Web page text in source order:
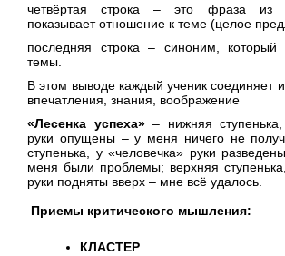
четвёртая строка – это фраза из
показывает отношение к теме (целое
последняя строка – синоним, который
темы.
В этом выводе каждый ученик соединяет
впечатления, знания, воображение
«Лесенка успеха»– нижняя ступенька,
руки опущены – у меня ничего не
ступенька, у «человечка» руки
меня были проблемы; верхняя
руки подняты вверх – мне всё удалось.
Приемы критического мышления:
КЛАСТЕР